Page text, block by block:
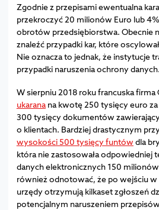
Zgodnie z przepisami ewentualna
przekroczyć 20 milionów Euro lub
obrotów przedsiębiorstwa. Obecnie
znaleźć przypadki kar, które
Nie oznacza to jednak, że instytucje
przypadki naruszenia ochrony danych.
W sierpniu 2018 roku francuska firma
ukaranana kwotę 250 tysięcy euro
300 tysięcy dokumentów
o klientach. Bardziej drastycznym
wysokości 500 tysięcy funtów dla
która nie zastosowała odpowiedniej
danych elektronicznych 150
również odnotować, że po wejściu
urzędy otrzymują kilkaset zgłoszeń
potencjalnym naruszeniem